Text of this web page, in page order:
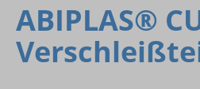
ABIPLAS®